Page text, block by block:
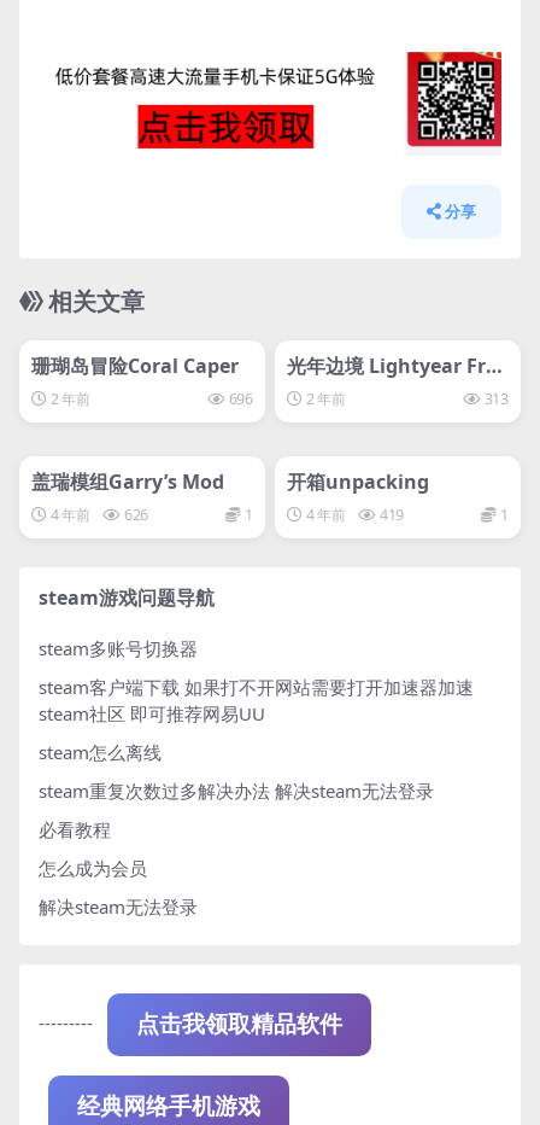
分享
相关文章
珊瑚岛冒险Coral Caper
2 年前 696
svip专属
光年边境 Lightyear Fro
ntier
2 年前 313
svip专属
盖瑞模组Garry’s Mod
4 年前 626 1
开箱unpacking
4 年前 419 1
steam游戏问题导航
steam多账号切换器
steam客户端下载 如果打不开网站需要打开加速器加速
steam社区 即可推荐网易UU
steam怎么离线
steam重复次数过多解决办法 解决steam无法登录
必看教程
怎么成为会员
解决steam无法登录
--------- 点击我领取精品软件
经典网络手机游戏